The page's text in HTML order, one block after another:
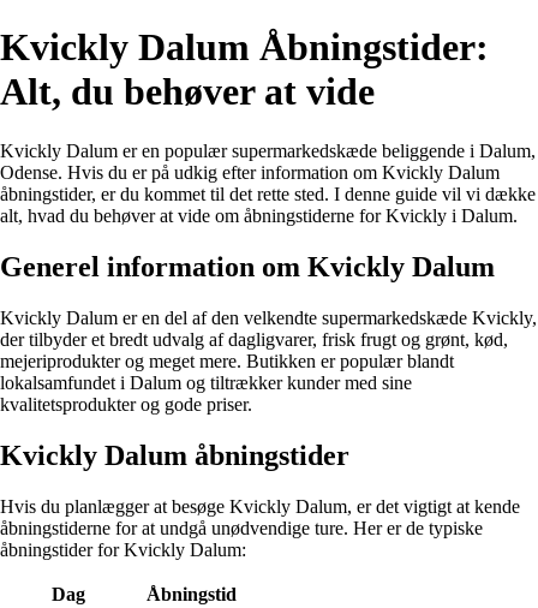
Kvickly Dalum Åbningstider:
Alt, du behøver at vide
Kvickly Dalum er en populær supermarkedskæde beliggende i Dalum,
Odense. Hvis du er på udkig efter information om Kvickly Dalum
åbningstider, er du kommet til det rette sted. I denne guide vil vi dække
alt, hvad du behøver at vide om åbningstiderne for Kvickly i Dalum.
Generel information om Kvickly Dalum
Kvickly Dalum er en del af den velkendte supermarkedskæde Kvickly,
der tilbyder et bredt udvalg af dagligvarer, frisk frugt og grønt, kød,
mejeriprodukter og meget mere. Butikken er populær blandt
lokalsamfundet i Dalum og tiltrækker kunder med sine
kvalitetsprodukter og gode priser.
Kvickly Dalum åbningstider
Hvis du planlægger at besøge Kvickly Dalum, er det vigtigt at kende
åbningstiderne for at undgå unødvendige ture. Her er de typiske
åbningstider for Kvickly Dalum:
Dag
Åbningstid